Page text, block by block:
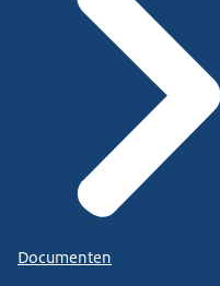
Documenten